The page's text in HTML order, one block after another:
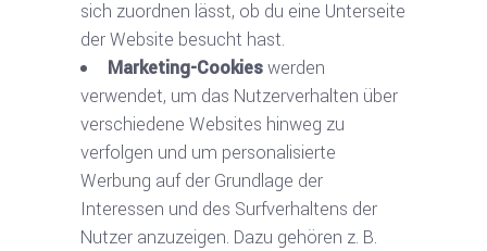
sich zuordnen lässt, ob du eine Unterseite
der Website besucht hast.
Marketing-Cookieswerden
verwendet, um das Nutzerverhalten über
verschiedene Websites hinweg zu
verfolgen und um personalisierte
Werbung auf der Grundlage der
Interessen und des Surfverhaltens der
Nutzer anzuzeigen. Dazu gehören z. B.